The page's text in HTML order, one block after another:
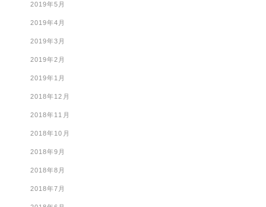
2019年5月
2019年4月
2019年3月
2019年2月
2019年1月
2018年12月
2018年11月
2018年10月
2018年9月
2018年8月
2018年7月